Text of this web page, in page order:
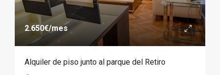
2.650€/mes
Alquiler de piso junto al parque del Retiro